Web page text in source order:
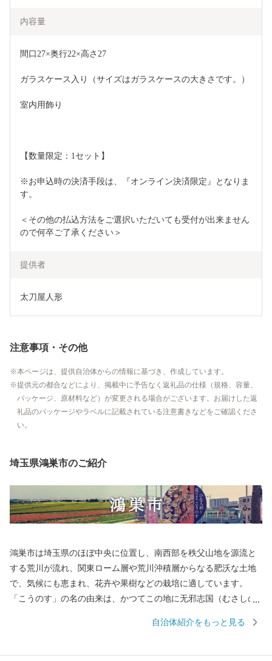
内容量
間口27×奥行22×高さ27
ガラスケース入り（サイズはガラスケースの大きさです。）
室内用飾り
【数量限定：1セット】
※お申込時の決済手段は、『オンライン決済限定』となりま
す。
＜その他の払込方法をご選択いただいても受付が出来ません
ので何卒ご了承ください＞
提供者
太刀屋人形
注意事項・その他
本ページは、提供自治体からの情報に基づき、作成しています。
提供元の都合などにより、掲載中に予告なく返礼品の仕様（規格、容量、
パッケージ、原材料など）が変更される場合がございます。お届けした返
礼品のパッケージやラベルに記載されている注意書きなどをご確認くださ
い。
埼玉県鴻巣市のご紹介
鴻巣市は埼玉県のほぼ中央に位置し、南西部を秩父山地を源流と
する荒川が流れ、関東ローム層や荒川沖積層からなる肥沃な土地
で、気候にも恵まれ、花卉や果樹などの栽培に適しています。
「こうのす」の名の由来は、かつてこの地に无邪志国（むさしの
転じ、後に「鴻（こうのとり）伝説」から「鴻巣」の字を当てる
自治体紹介をもっと見る